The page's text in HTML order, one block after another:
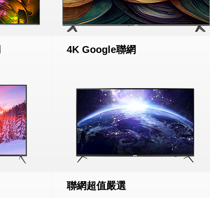
4K Google聯網
聯網超值嚴選